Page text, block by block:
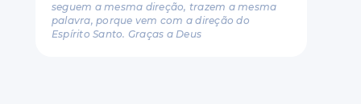
seguem a mesma direção, trazem a mesma
palavra, porque vem com a direção do
Espírito Santo. Graças a Deus